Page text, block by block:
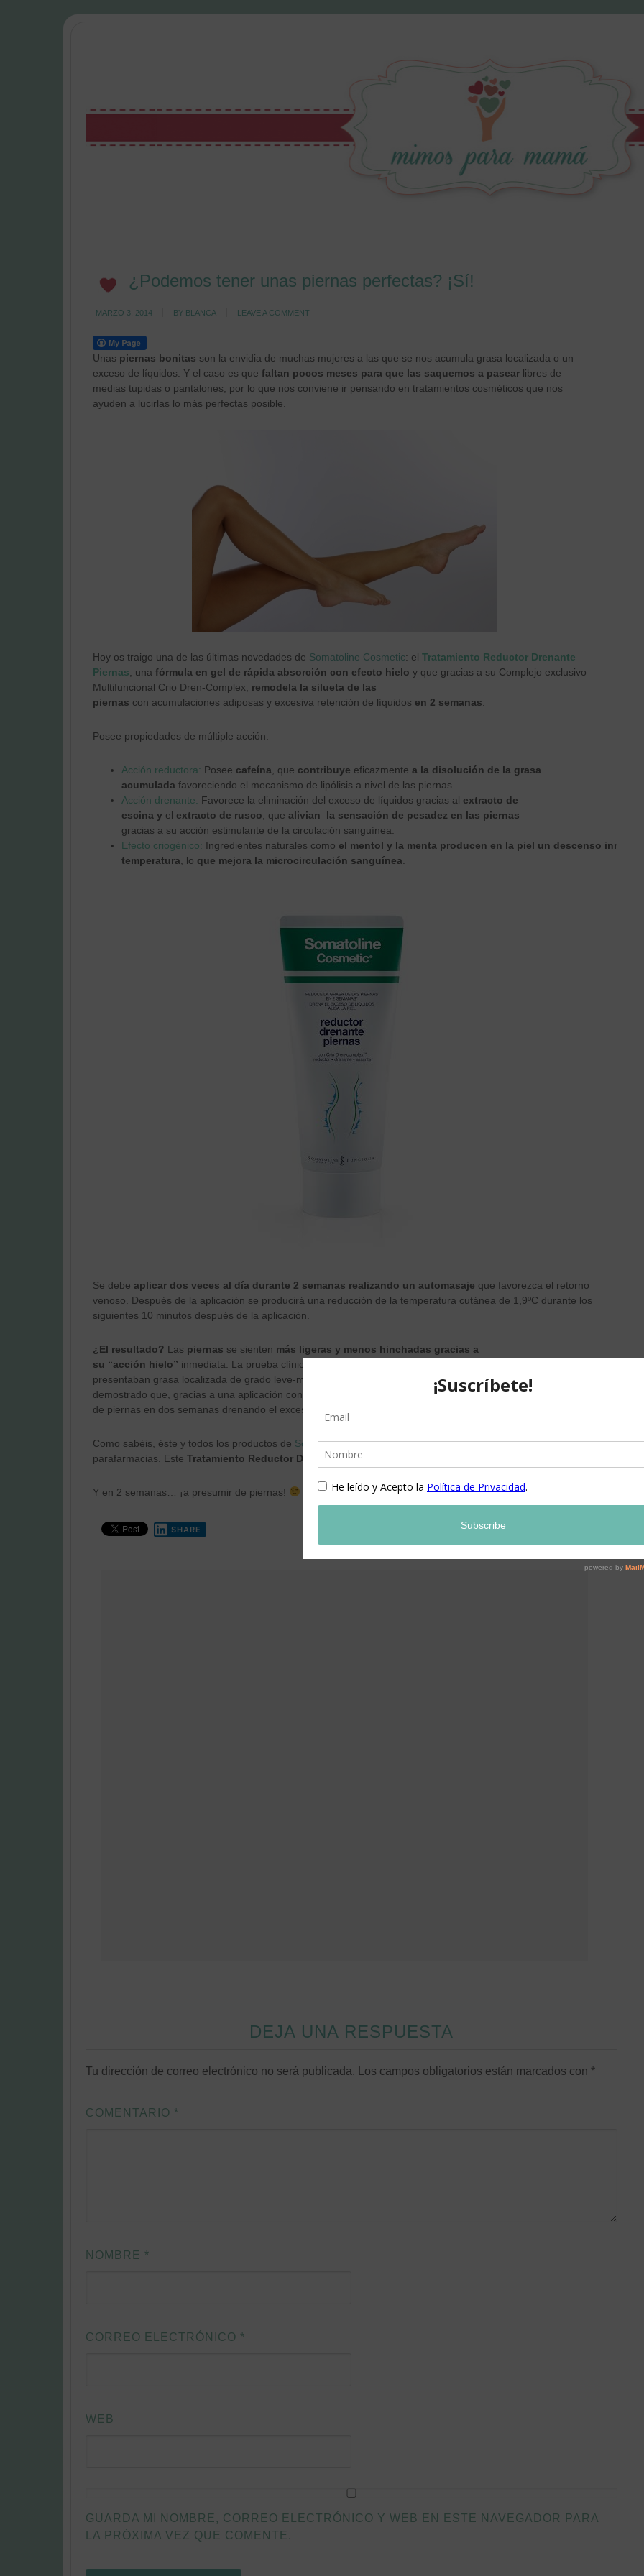
¿Podemos tener unas piernas perfectas? ¡Sí!
MARZO 3, 2014 BY BLANCA LEAVE A COMMENT
Unas piernas bonitas son la envidia de muchas mujeres a las que se nos acumula grasa localizada o un
exceso de líquidos. Y el caso es que faltan pocos meses para que las saquemos a pasear libres de
medias tupidas o pantalones, por lo que nos conviene ir pensando en tratamientos cosméticos que nos
ayuden a lucirlas lo más perfectas posible.
Hoy os traigo una de las últimas novedades de Somatoline Cosmetic: el Tratamiento Reductor Drenante
Piernas , una fórmula en gel de rápida absorción con efecto hielo y que gracias a su Complejo exclusivo
Multifuncional Crio Dren-Complex, remodela la silueta de las
piernas con acumulaciones adiposas y excesiva retención de líquidos en 2 semanas
Posee propiedades de múltiple acción:
Acción reductora: Posee cafeína , que contribuye eficazmente a la disolución de la grasa
acumulada favoreciendo el mecanismo de lipólisis a nivel de las piernas.
Acción drenante: Favorece la eliminación del exceso de líquidos gracias al extracto de
escina y el extracto de rusco , que alivian la sensación de pesadez en las piernas
gracias a su acción estimulante de la circulación sanguínea.
Efecto criogénico: Ingredientes naturales como el mentol y la menta producen en la piel un descenso
temperatura , lo que mejora la microcirculación sanguínea
Se debe aplicar dos veces al día durante 2 semanas realizando un automasaje que favorezca el retorno
venoso. Después de la aplicación se producirá una reducción de la temperatura cutánea de 1,9ºC durante los
siguientes 10 minutos después de la aplicación.
¿El resultado? Las piernas se sienten más ligeras y menos hinchadas gracias a
su “acción hielo” inmediata. La prueba clínico-instrumental contra placebo llevada a cabo en mujeres que
presentaban grasa localizada de grado leve-moderado, unida a retención hídrica en las piernas ha
demostrado que, gracias a una aplicación constante y el masaje de aplicación, se reduce la grasa localizada
de piernas en dos semanas drenando el exceso de líquidos a nivel de muslo, rodillas, gemelos y tobillos.
Como sabéis, éste y todos los productos de Somatoline Cosmeticlo encontraréis en farmacias y
parafarmacias. Este Tratamiento Reductor Drenante Piernas
Y en 2 semanas… ¡a presumir de piernas!
SHARE
DEJA UNA RESPUESTA
Tu dirección de correo electrónico no será publicada. Los campos obligatorios están marcados con *
COMENTARIO *
NOMBRE *
CORREO ELECTRÓNICO *
WEB
GUARDA MI NOMBRE, CORREO ELECTRÓNICO Y WEB EN ESTE NAVEGADOR PARA
LA PRÓXIMA VEZ QUE COMENTE.